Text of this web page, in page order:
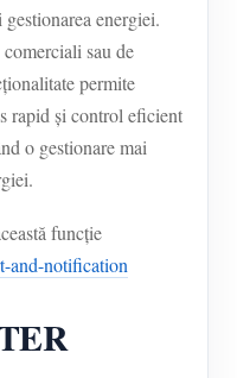
energiei.
sau de
permite
rapid și control eficient
o gestionare mai
funcție
and-notification